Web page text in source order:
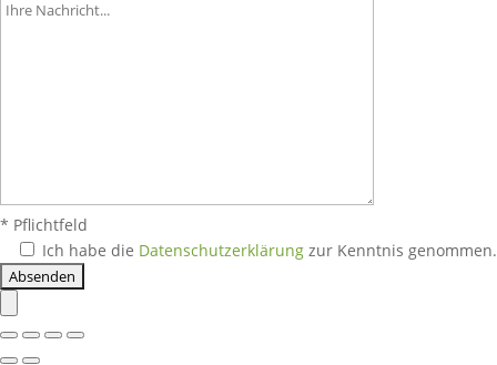
* Pflichtfeld
Ich habe die Datenschutzerklärung zur Kenntnis genommen.